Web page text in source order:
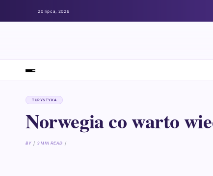
20 lipca, 2026
TURYSTYKA
Norwegia co warto
BY 9 MIN READ